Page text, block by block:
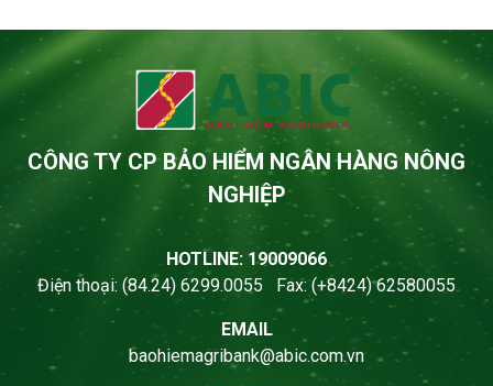
CÔNG TY CP BẢO HIỂM NGÂN HÀNG NÔNG
NGHIỆP
HOTLINE: 19009066
Điện thoại: (84.24) 6299.0055 Fax: (+8424) 62580055
EMAIL
baohiemagribank@abic.com.vn